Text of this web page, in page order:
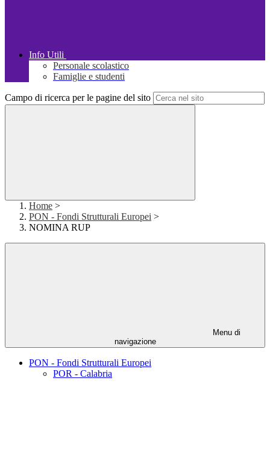
Info Utili
Personale scolastico
Famiglie e studenti
Campo di ricerca per le pagine del sito
Home >
PON - Fondi Strutturali Europei >
NOMINA RUP
Menu di
navigazione
PON - Fondi Strutturali Europei
POR - Calabria